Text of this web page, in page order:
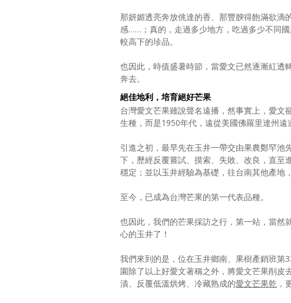
那妍媚透亮奔放佻達的香、那豐腴得飽滿欲滴
感……；真的，走過多少地方，吃過多少不同
較高下的珍品。
也因此，時值盛暑時節，當愛文已然逐漸紅透
奔去。
絕佳地利，培育絕好芒果
台灣愛文芒果雖說聲名遠播，然事實上，愛文
生種，而是1950年代，遠從美國佛羅里達州遠
引進之初，最早先在玉井一帶交由果農鄭罕池
下，歷經反覆嘗試、摸索、失敗、改良，直至
穩定；並以玉井經驗為基礎，往台南其他產地
至今，已成為台灣芒果的第一代表品種。
也因此，我們的芒果採訪之行，第一站，當然
心的玉井了！
我們來到的是，位在玉井鄉南、果樹產銷班第
園除了以上好愛文著稱之外，將愛文芒果削皮
漬、反覆低溫烘烤、冷藏熟成的愛文芒果乾 ，